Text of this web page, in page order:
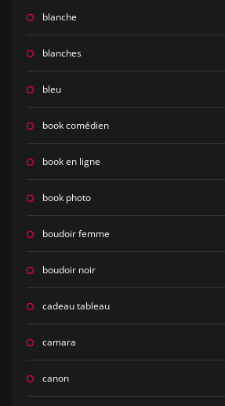
blanche
blanches
bleu
book comédien
book en ligne
book photo
boudoir femme
boudoir noir
cadeau tableau
camara
canon